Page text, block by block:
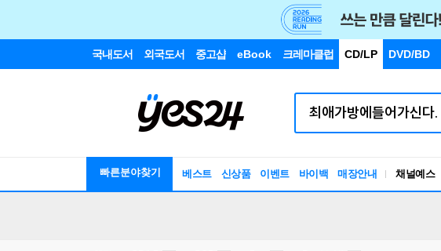
국내도서 외국도서 중고샵 eBook 크레마클럽 CD/LP DVD/BD
빠른분야찾기 베스트 신상품 이벤트 바이백 매장안내 채널예스